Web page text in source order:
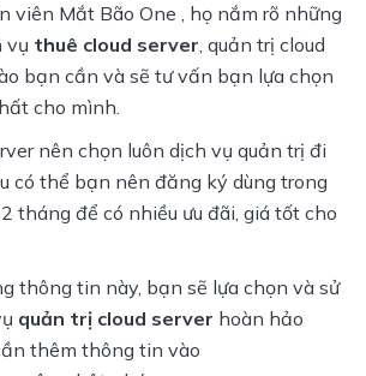
viên Mắt Bão One , họ nắm rõ những
vụ thuê cloud server, quản trị cloud
bạn cần và sẽ tư vấn bạn lựa chọn
cho mình.
nên chọn luôn dịch vụ quản trị đi
có thể bạn nên đăng ký dùng trong
tháng để có nhiều ưu đãi, giá tốt cho
thông tin này, bạn sẽ lựa chọn và sử
quản trị cloud server hoàn hảo
thêm thông tin vào